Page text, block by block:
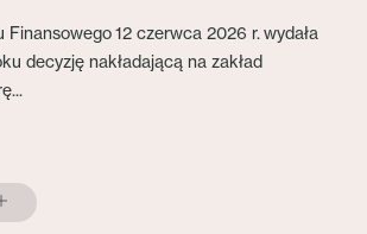
Finansowego 12 czerwca 2026 r. wydała
decyzję nakładającą na zakład